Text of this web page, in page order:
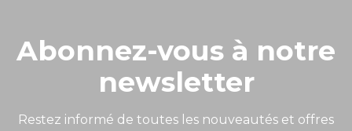
Abonnez-vous à notre
newsletter
Restez informé de toutes les nouveautés et offres